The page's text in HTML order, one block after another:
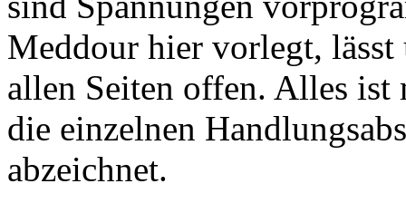
Meddour hier vorlegt, lässt
allen Seiten offen. Alles
die einzelnen
abzeichnet.